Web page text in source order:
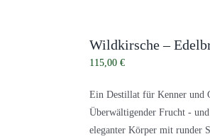
Wildkirsche –
115,00 €
Ein Destillat für Kenner und
Überwältigender Frucht -
eleganter Körper mit runder